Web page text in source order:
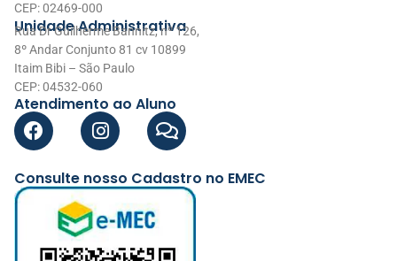
CEP: 02469-000
Unidade Administrativa
Rua Dr Guilherme Bannitz, nº 126,
8º Andar Conjunto 81 cv 10899
Itaim Bibi – São Paulo
CEP: 04532-060
Atendimento ao Aluno
Consulte nosso Cadastro no EMEC